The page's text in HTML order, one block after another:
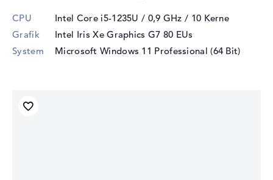
CPU Intel Core i5-1235U / 0,9 GHz / 10 Kerne
Grafik
Intel Iris Xe Graphics G7 80 EUs
System
Microsoft Windows 11 Professional (64 Bit)